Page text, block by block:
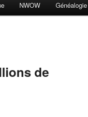
NWOW Généalogie
de